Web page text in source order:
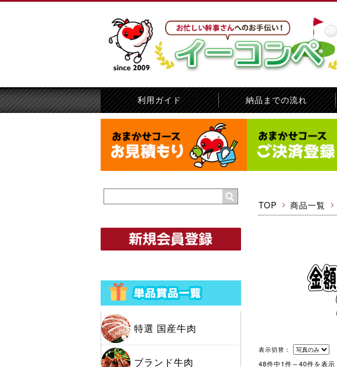
利用ガイド 納品までの流れ
賞名指定の方法 お問い合せ
TOP 商品一覧
表示切替：
48件中1件～40件を表示
特選 国産牛肉
ブランド牛肉